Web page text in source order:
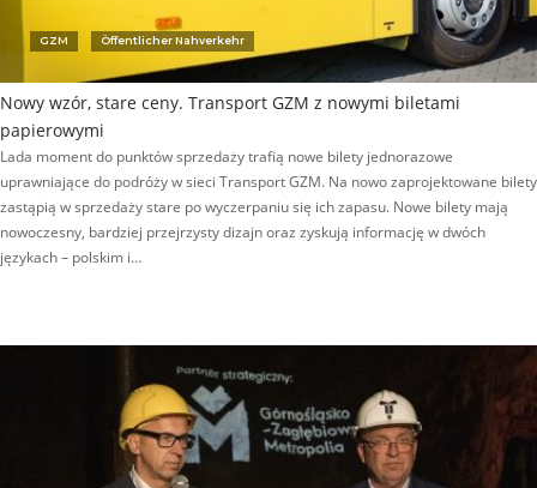
GZM Öffentlicher Nahverkehr
Nowy wzór, stare ceny. Transport GZM z nowymi biletami
papierowymi
Lada moment do punktów sprzedaży trafią nowe bilety jednorazowe
uprawniające do podróży w sieci Transport GZM. Na nowo zaprojektowane bilety
zastąpią w sprzedaży stare po wyczerpaniu się ich zapasu. Nowe bilety mają
nowoczesny, bardziej przejrzysty dizajn oraz zyskują informację w dwóch
językach – polskim i…